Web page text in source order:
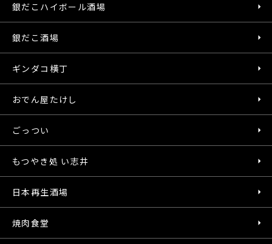
銀だこハイボール酒場
銀だこ酒場
ギンダコ横丁
おでん屋たけし
ごっつい
もつやき処 い志井
日本再生酒場
焼肉食堂